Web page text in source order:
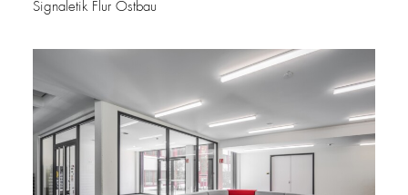
Signaletik Flur Ostbau